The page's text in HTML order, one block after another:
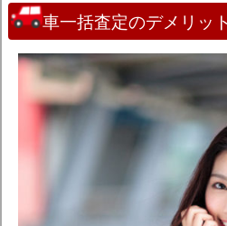
車一括査定のデメリッ